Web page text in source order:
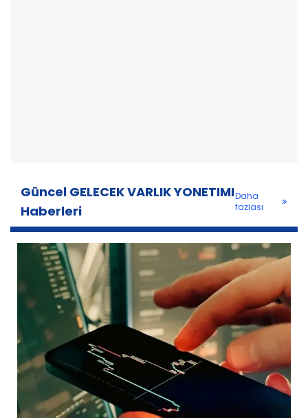
Güncel GELECEK VARLIK YONETIMI
Haberleri
Daha
fazlası